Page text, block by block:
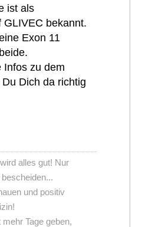
ist als
GLIVEC bekannt.
Exon 11
Infos zu dem
Dich da richtig
alles gut! Nur
und positiv
Tage geben,